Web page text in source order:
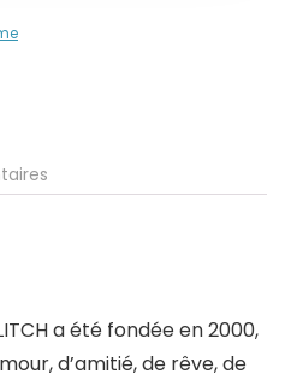
a été fondée en 2000,
d’amitié, de rêve, de